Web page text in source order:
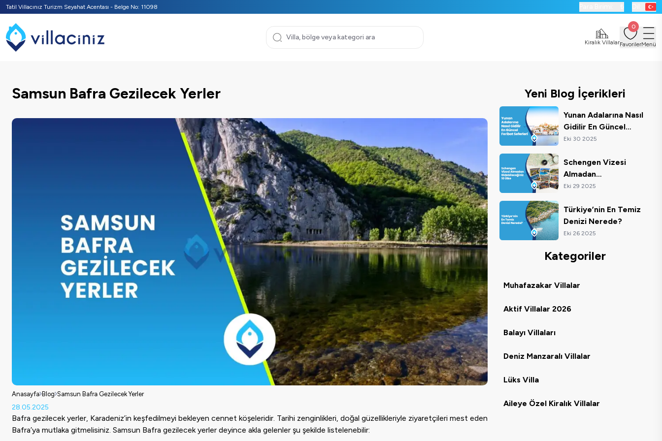
Tatil Villacınız Turizm Seyahat Acentası - Belge No: 11098
Kiralık Villalar
0
FavorilerMenü
Samsun Bafra Gezilecek Yerler
Anasayfa Blog Samsun Bafra Gezilecek Yerler
28.05.2025
Bafra gezilecek yerler, Karadeniz’in keşfedilmeyi bekleyen cennet köşeleridir. Tarihi zenginlikleri, doğal güzellikleriyle ziyaretçileri mest eden
Bafra’ya mutlaka gitmelisiniz. Samsun Bafra gezilecek yerler deyince akla gelenler şu şekilde listelenebilir:
Yeni Blog İçerikleri
Yunan Adalarına Nasıl
Gidilir En Güncel
Feribot Seferleri
Eki 30 2025
Schengen Vizesi
Almadan
Gidebileceğiniz 10
Eki 29 2025
Türkiye’nin En Temiz
Denizi Nerede?
Eki 26 2025
Kategoriler
Muhafazakar Villalar
Aktif Villalar 2026
Balayı Villaları
Deniz Manzaralı Villalar
Lüks Villa
Aileye Özel Kiralık Villalar